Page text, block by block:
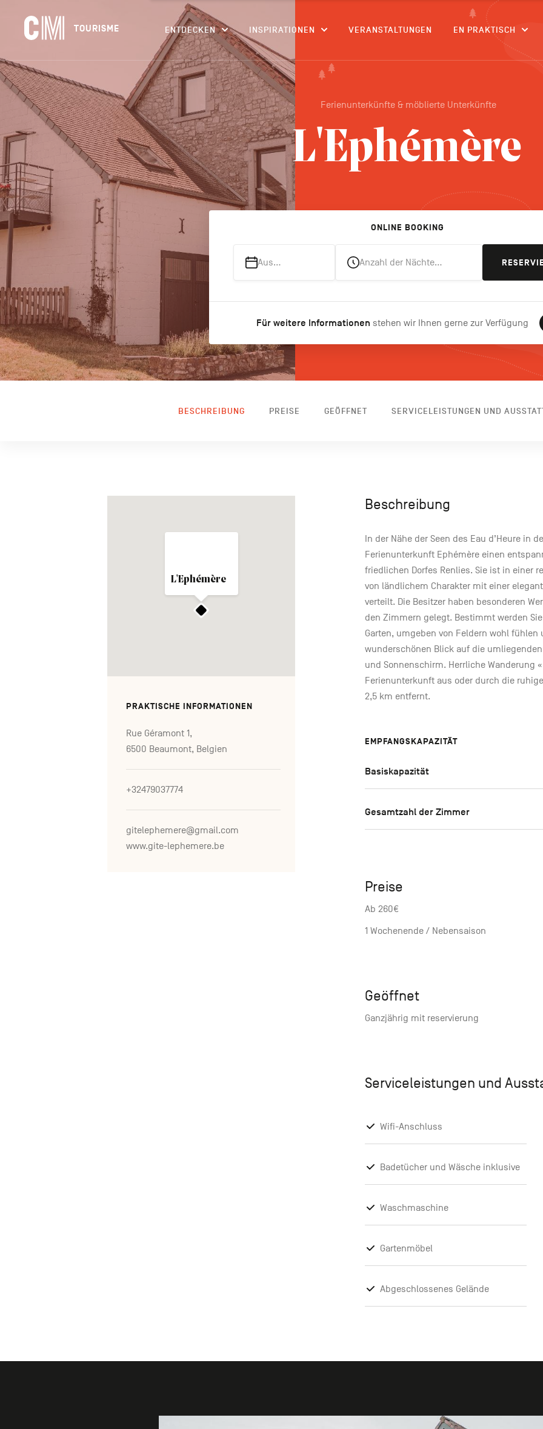
CM
Tourisme
TOURISME
Navigation
principale
ENTDECKEN INSPIRATIONEN VERANSTALTUNGEN EN PRAKTISCH
Aktivität,
einer
Unterkunft…
Ferienunterkünfte & möblierte Unterkünfte
L'Ephémère
ONLINE BOOKING
Aus… Anzahl der Nächte…
Für weitere Informationen stehen wir Ihnen gerne zur Verfügung
BESCHREIBUNG PREISE GEÖFFNET SERVICELEISTUNGEN UND
L'Ephémère
PRAKTISCHE INFORMATIONEN
Rue Géramont 1,
6500 Beaumont, Belgien
+32479037774
gitelephemere@gmail.com
www.gite-lephemere.be
Beschreibung
In der Nähe der Seen des Eau d’Heure in
Ferienunterkunft Ephémère einen
friedlichen Dorfes Renlies. Sie ist in einer
von ländlichem Charakter mit einer
verteilt. Die Besitzer haben besonderen
den Zimmern gelegt. Bestimmt werden
Garten, umgeben von Feldern wohl
wunderschönen Blick auf die
und Sonnenschirm. Herrliche Wanderung
Ferienunterkunft aus oder durch die
2,5 km entfernt.
EMPFANGSKAPAZITÄT
Basiskapazität
Gesamtzahl der Zimmer
Preise
Ab 260€
1 Wochenende / Nebensaison
Geöffnet
Ganzjährig mit reservierung
Serviceleistungen und
Wifi-Anschluss
Badetücher und Wäsche inklusive
Waschmaschine
Gartenmöbel
Abgeschlossenes Gelände